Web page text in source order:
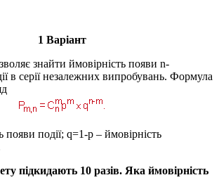
1 Варіант
знайти ймовірність появи n-
в серії незалежних випробувань. Формула
появи події; q=1-p – ймовірність
підкидають 10 разів. Яка ймовірність